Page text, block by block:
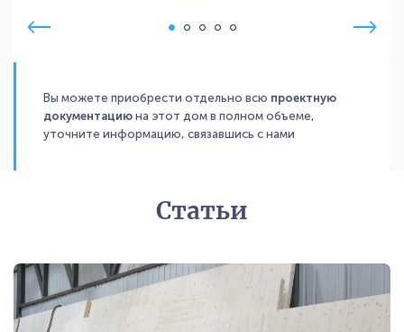
Вы можете приобрести отдельно всю проектную
документацию на этот дом в полном объеме,
уточните информацию, связавшись с нами
Статьи